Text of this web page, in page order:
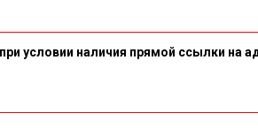
условии наличия прямой ссылки на